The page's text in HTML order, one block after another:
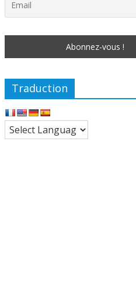
Traduction